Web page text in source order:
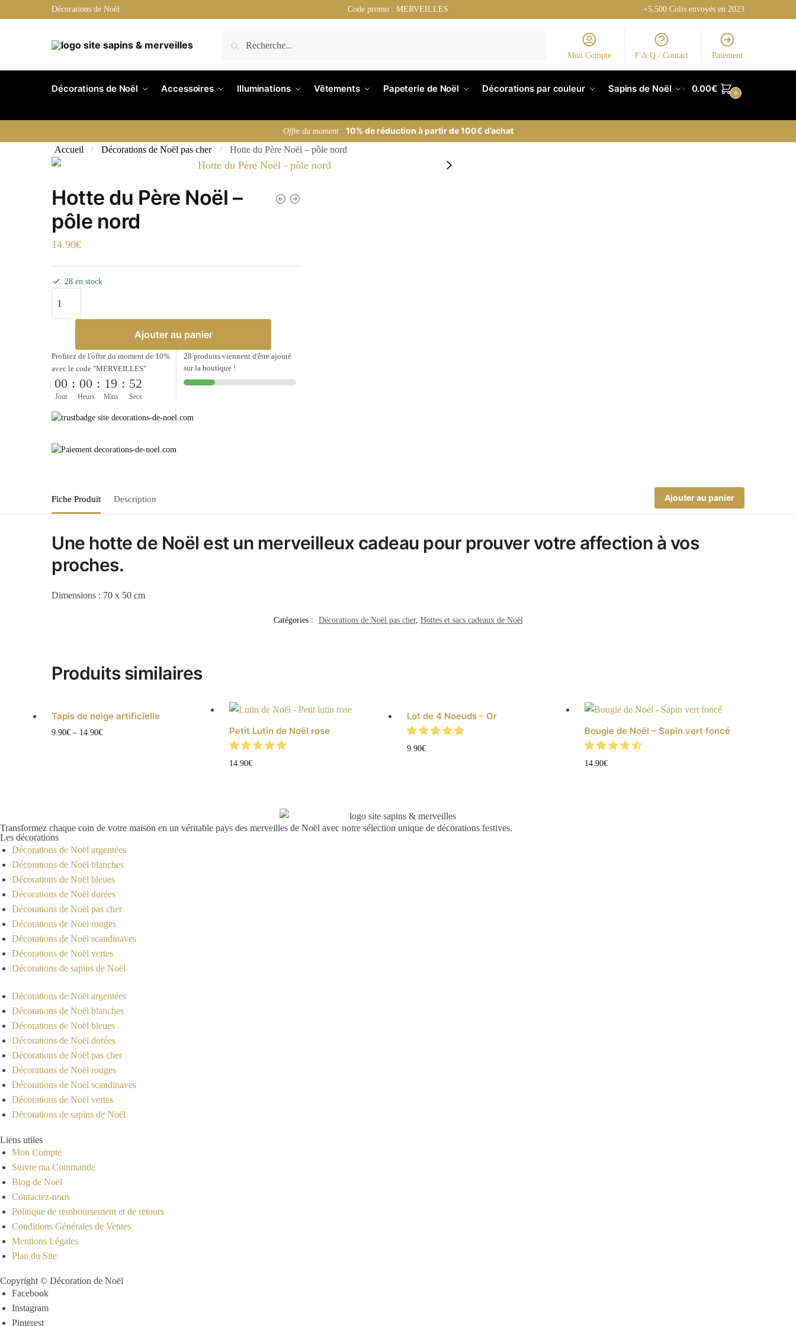
to
to
Décorations de Noël Code promo : MERVEILLES +5,500 Colis envoyés en 2023
pour :
Mon Compte F.A.Q / Contact Paiement
Décorations de Noël Accessoires Illuminations Vêtements Papeterie de Noël Décorations par couleur Sapins de Noël 0.00€ 0
Offre du moment: 10% de réduction à partir de 100€ d’achat
Accueil
/ Décorations de Noël pas cher / Hotte du Père Noël – pôle nord
Hotte du Père Noël –
pôle nord
14.90€
28 en stock
de
Père
Noël
pôle
nord
Ajouter au panier
Profitez de l'offre du moment de 10%
avec le code "MERVEILLES"
00
Jour
: 00
Heurs
: 19
Mins
: 52
Secs
28 produits viennent d'être ajouté
sur la boutique !
Fiche Produit Description Ajouter au panier
Une hotte de Noël est un merveilleux cadeau pour prouver votre affection à vos
proches.
Dimensions : 70 x 50 cm
Catégories : Décorations de Noël pas cher, Hottes et sacs cadeaux de Noël
Produits similaires
Tapis de neige artificielle
9.90€ – 14.90€Ce
être
choisies
sur
la
page
du
produit
Petit Lutin de Noël rose
14.90€
Lot de 4 Noeuds – Or
9.90€
Bougie de Noël – Sapin vert foncé
14.90€
Transformez chaque coin de votre maison en un véritable pays des merveilles de Noël avec notre sélection unique de décorations festives.
Les décorations
Décorations de Noël argentées
Décorations de Noël blanches
Décorations de Noël bleues
Décorations de Noël dorées
Décorations de Noël pas cher
Décorations de Noël rouges
Décorations de Noël scandinaves
Décorations de Noël vertes
Décorations de sapins de Noël
Décorations de Noël argentées
Décorations de Noël blanches
Décorations de Noël bleues
Décorations de Noël dorées
Décorations de Noël pas cher
Décorations de Noël rouges
Décorations de Noël scandinaves
Décorations de Noël vertes
Décorations de sapins de Noël
Liens utiles
Mon Compte
Suivre ma Commande
Blog de Noël
Contactez-nous
Politique de remboursement et de retours
Conditions Générales de Ventes
Mentions Légales
Plan du Site
Copyright © Décoration de Noël
Facebook
Instagram
Pinterest